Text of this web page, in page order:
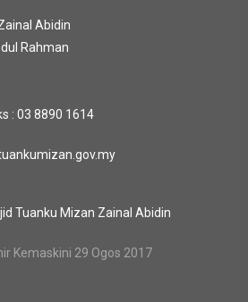
Abidin
Rahman
: 03 8890 1614
Tuanku Mizan Zainal Abidin
Kemaskini 29 Ogos 2017